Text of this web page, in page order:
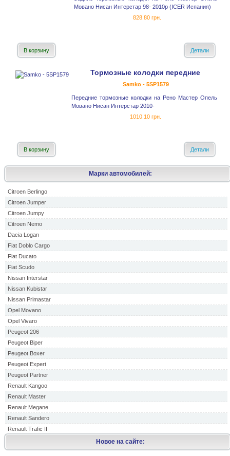
Марки автомобилей:
Citroen Berlingo
Citroen Jumper
Citroen Jumpy
Citroen Nemo
Dacia Logan
Fiat Doblo Cargo
Fiat Ducato
Fiat Scudo
Nissan Interstar
Nissan Kubistar
Nissan Primastar
Opel Movano
Opel Vivaro
Peugeot 206
Peugeot Biper
Peugeot Boxer
Peugeot Expert
Peugeot Partner
Renault Kangoo
Renault Master
Renault Megane
Renault Sandero
Renault Trafic II
Новое на сайте:
Мовано Нисан Интерстар 98- 2010р (ICER Испания)
828.80 грн.
В корзину Детали
Тормозные колодки передние
Samko - 5SP1579
Передние тормозные колодки на Рено Мастер Опель
Мовано Нисан Интерстар 2010-
1010.10 грн.
В корзину Детали